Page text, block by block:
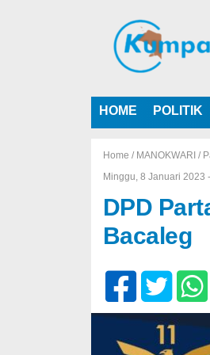
HOME POLITIK
Home / MANOKWARI /
Minggu, 8 Januari 2023
DPD
Bacaleg